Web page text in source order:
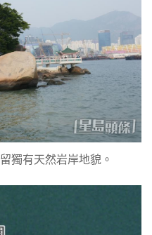
獨有天然岩岸地貌。